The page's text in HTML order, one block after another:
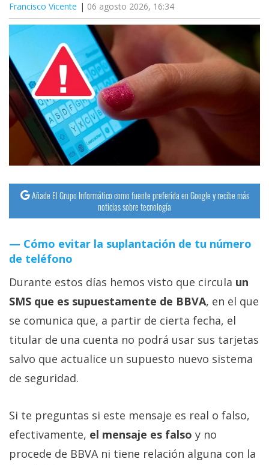
Francisco Vicente 06 agosto 2026, 16:34
Añade El Grupo Informático como fuente preferida en Google y recibe más
noticias sobre tecnología
Cómo evitar la suplantación de tu número
de teléfono
Durante estos días hemos visto que circula un
SMS que es supuestamente de BBVA, en el que
se comunica que, a partir de cierta fecha, el
titular de una cuenta no podrá usar sus tarjetas
salvo que actualice un supuesto nuevo sistema
de seguridad.
Si te preguntas si este mensaje es real o falso,
efectivamente, el mensaje es falso y no
procede de BBVA ni tiene relación alguna con la